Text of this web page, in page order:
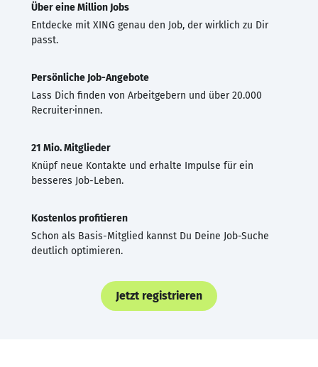
Über eine Million Jobs
Entdecke mit XING genau den Job, der wirklich zu Dir
passt.
Persönliche Job-Angebote
Lass Dich finden von Arbeitgebern und über 20.000
Recruiter·innen.
21 Mio. Mitglieder
Knüpf neue Kontakte und erhalte Impulse für ein
besseres Job-Leben.
Kostenlos profitieren
Schon als Basis-Mitglied kannst Du Deine Job-Suche
deutlich optimieren.
Jetzt registrieren